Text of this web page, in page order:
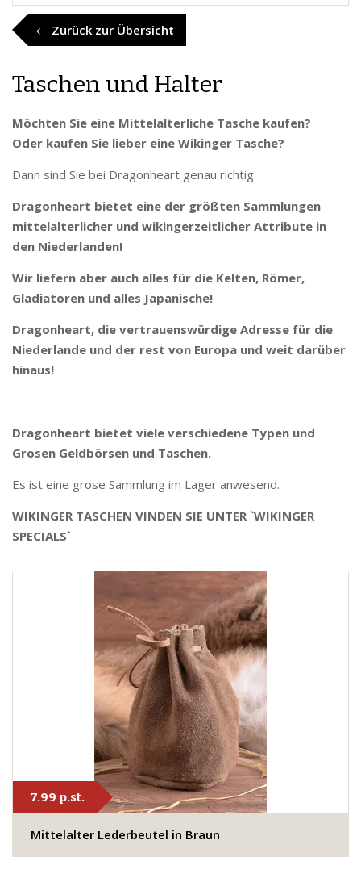
Zurück zur Übersicht
Taschen und Halter
Möchten Sie eine Mittelalterliche Tasche kaufen?
Oder kaufen Sie lieber eine Wikinger Tasche?
Dann sind Sie bei Dragonheart genau richtig.
Dragonheart bietet eine der größten Sammlungen
mittelalterlicher und wikingerzeitlicher Attribute in
den Niederlanden!
Wir liefern aber auch alles für die Kelten, Römer,
Gladiatoren und alles Japanische!
Dragonheart, die vertrauenswürdige Adresse für die
Niederlande und der rest von Europa und weit darüber
hinaus!
Dragonheart bietet viele verschiedene Typen und
Grosen Geldbörsen und Taschen.
Es ist eine grose Sammlung im Lager anwesend.
WIKINGER TASCHEN VINDEN SIE UNTER `WIKINGER
SPECIALS`
7.99 p.st.
Mittelalter Lederbeutel in Braun